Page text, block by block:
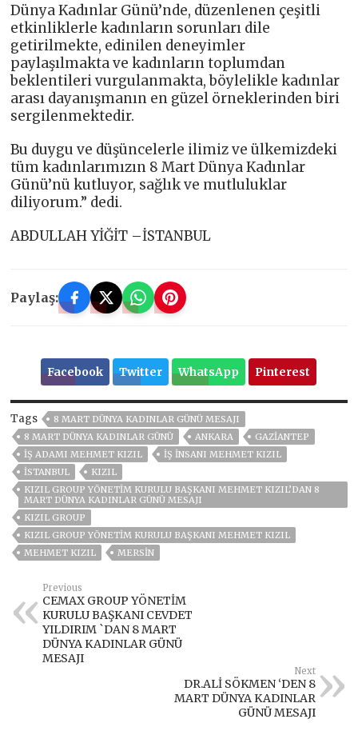
Dünya Kadınlar Günü’nde, düzenlenen çeşitli
etkinliklerle kadınların sorunları dile
getirilmekte, edinilen deneyimler
paylaşılmakta ve kadınların toplumdan
beklentileri vurgulanmakta, böylelikle kadınlar
arası dayanışmanın en güzel örneklerinden biri
sergilenmektedir.
Bu duygu ve düşüncelerle ilimiz ve ülkemizdeki
tüm kadınlarımızın 8 Mart Dünya Kadınlar
Günü’nü kutluyor, sağlık ve mutluluklar
diliyorum.” dedi.
ABDULLAH YİĞİT –İSTANBUL
Paylaş:
Facebook Twitter WhatsApp Pinterest
Tags
8 MART DÜNYA KADINLAR GÜNÜ MESAJI
8 MART DÜNYA KADINLAR GÜNÜ
ANKARA
GAZIANTEP
İŞ ADAMI MEHMET KIZIL
İŞ INSANI MEHMET KIZIL
ISTANBUL
KIZIL
KIZIL GROUP YÖNETİM KURULU BAŞKANI MEHMET KIZIL’DAN 8
MART DÜNYA KADINLAR GÜNÜ MESAJI
KIZIL GROUP
KIZIL GROUP YÖNETIM KURULU BAŞKANI MEHMET KIZIL
MEHMET KIZIL
MERSİN
Previous
CEMAX GROUP YÖNETİM
KURULU BAŞKANI CEVDET
YILDIRIM `DAN 8 MART
DÜNYA KADINLAR GÜNÜ
MESAJI
Next
DR.ALİ SÖKMEN ‘DEN 8
MART DÜNYA KADINLAR
GÜNÜ MESAJI